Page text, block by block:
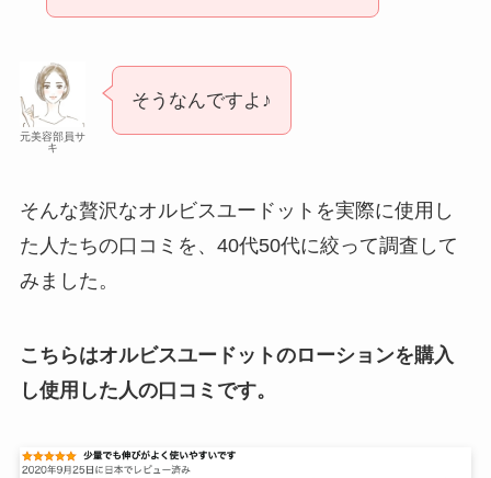
元美容部員サ
キ
そうなんですよ♪
そんな贅沢なオルビスユードットを実際に使用し
た人たちの口コミを、40代50代に絞って調査して
みました。
こちらはオルビスユードットのローションを購入
し使用した人の口コミです。